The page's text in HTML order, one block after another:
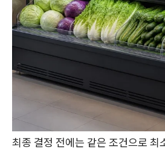
최종 결정 전에는 같은 조건으로 최